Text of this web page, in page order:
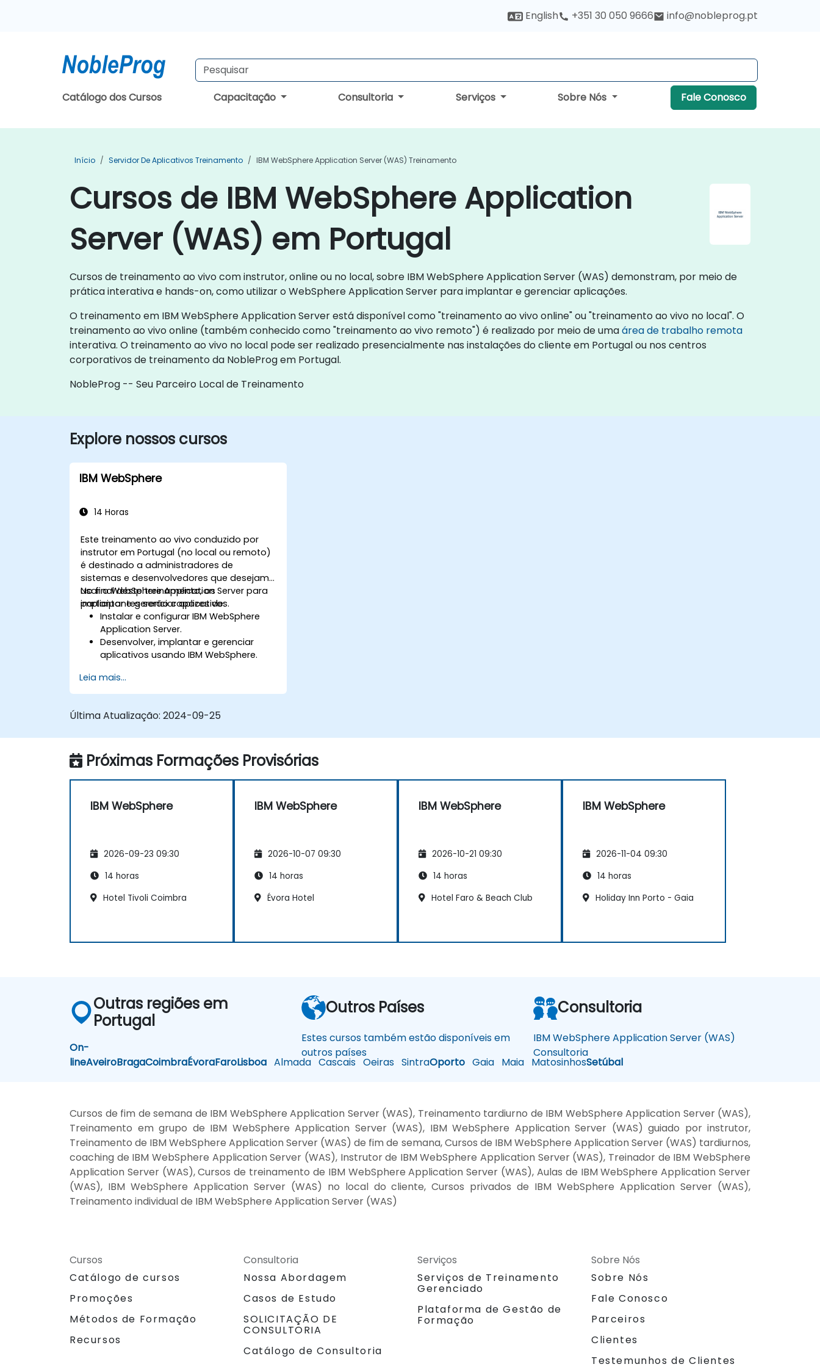
English +351 30 050 9666 info@nobleprog.pt
Catálogo dos Cursos Capacitação Consultoria Serviços Sobre Nós Fale Conosco
Início Servidor De Aplicativos Treinamento IBM WebSphere Application Server (WAS) Treinamento
Cursos de IBM WebSphere Application
Server (WAS) em Portugal
Cursos de treinamento ao vivo com instrutor, online ou no local, sobre IBM WebSphere Application Server (WAS) demonstram, por meio de
prática interativa e hands-on, como utilizar o WebSphere Application Server para implantar e gerenciar aplicações.
O treinamento em IBM WebSphere Application Server está disponível como "treinamento ao vivo online" ou "treinamento ao vivo no local". O
treinamento ao vivo online (também conhecido como "treinamento ao vivo remoto") é realizado por meio de umaárea de trabalho remota
interativa. O treinamento ao vivo no local pode ser realizado presencialmente nas instalações do cliente em Portugal ou nos centros
corporativos de treinamento da NobleProg em Portugal.
NobleProg -- Seu Parceiro Local de Treinamento
Explore nossos cursos
IBM WebSphere
14 Horas
Este treinamento ao vivo conduzido por
instrutor em Portugal (no local ou remoto)
é destinado a administradores de
sistemas e desenvolvedores que desejam
usar o WebSphere Application Server para
implantar e gerenciar aplicativos.
No final deste treinamento, os
participantes serão capazes de:
Instalar e configurar IBM WebSphere
Application Server.
Desenvolver, implantar e gerenciar
aplicativos usando IBM WebSphere.
Solucionar problemas do WebSphere
Application Server.
Leia mais...
Última Atualização: 2024-09-25
Próximas Formações Provisórias
IBM WebSphere
2026-09-23 09:30
14 horas
Hotel Tivoli Coimbra
IBM WebSphere
2026-10-07 09:30
14 horas
Évora Hotel
IBM WebSphere
2026-10-21 09:30
14 horas
Hotel Faro & Beach Club
IBM WebSphere
2026-11-04 09:30
14 horas
Holiday Inn Porto - Gaia
Outras regiões em
Portugal
On-
lineAveiroBragaCoimbraÉvoraFaroLisboa Almada Cascais Oeiras SintraOporto Gaia Maia MatosinhosSetúbal
Outros Países
Estes cursos também estão disponíveis em
outros países
Consultoria
IBM WebSphere Application Server (WAS)
Consultoria
Cursos de fim de semana de IBM WebSphere Application Server (WAS), Treinamento tardiurno de IBM WebSphere Application Server (WAS),
Treinamento em grupo de IBM WebSphere Application Server (WAS), IBM WebSphere Application Server (WAS) guiado por instrutor,
Treinamento de IBM WebSphere Application Server (WAS) de fim de semana, Cursos de IBM WebSphere Application Server (WAS) tardiurnos,
coaching de IBM WebSphere Application Server (WAS), Instrutor de IBM WebSphere Application Server (WAS), Treinador de IBM WebSphere
Application Server (WAS), Cursos de treinamento de IBM WebSphere Application Server (WAS), Aulas de IBM WebSphere Application Server
(WAS), IBM WebSphere Application Server (WAS) no local do cliente, Cursos privados de IBM WebSphere Application Server (WAS),
Treinamento individual de IBM WebSphere Application Server (WAS)
Cursos
Catálogo de cursos
Promoções
Métodos de Formação
Recursos
Consultoria
Nossa Abordagem
Casos de Estudo
SOLICITAÇÃO DE
CONSULTORIA
Catálogo de Consultoria
Serviços
Serviços de Treinamento
Gerenciado
Plataforma de Gestão de
Formação
Sobre Nós
Sobre Nós
Fale Conosco
Parceiros
Clientes
Testemunhos de Clientes